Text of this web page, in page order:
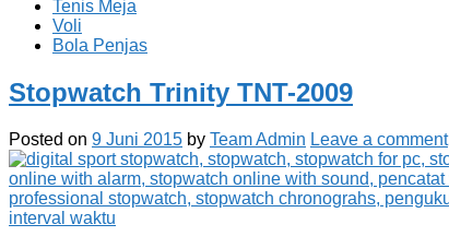
Tenis Meja
Voli
Bola Penjas
Stopwatch Trinity TNT-2009
Posted on 9 Juni 2015 by Team Admin Leave a comment